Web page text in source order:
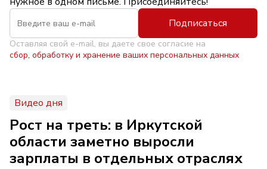
Подписаться
Оставляя свой e-mail, вы даете свое согласие на
сбор, обработку и хранение ваших персональных данных
Видео дня
Рост на треть: в Иркутской
области заметно выросли
зарплаты в отдельных отраслях